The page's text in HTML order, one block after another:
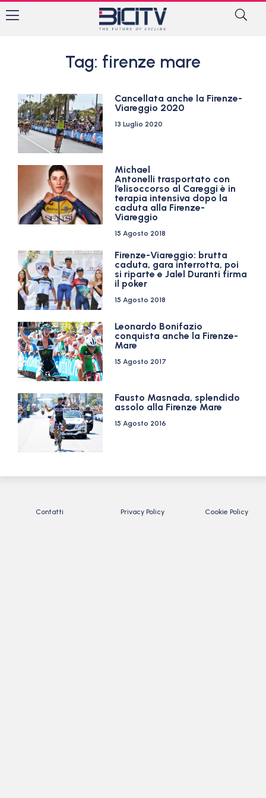
Tag: firenze mare
Cancellata anche la Firenze-
Viareggio 2020
13 Luglio 2020
Michael
Antonelli trasportato con
l’elisoccorso al Careggi è in
terapia intensiva dopo la
caduta alla Firenze-
Viareggio
15 Agosto 2018
Firenze-Viareggio: brutta
caduta, gara interrotta, poi
si riparte e Jalel Duranti firma
il poker
15 Agosto 2018
Leonardo Bonifazio
conquista anche la Firenze-
Mare
15 Agosto 2017
Fausto Masnada, splendido
assolo alla Firenze Mare
15 Agosto 2016
Contatti Privacy Policy Cookie Policy